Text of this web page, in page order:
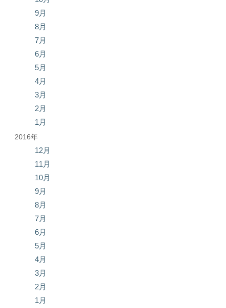
9月
8月
7月
6月
5月
4月
3月
2月
1月
2016年
12月
11月
10月
9月
8月
7月
6月
5月
4月
3月
2月
1月